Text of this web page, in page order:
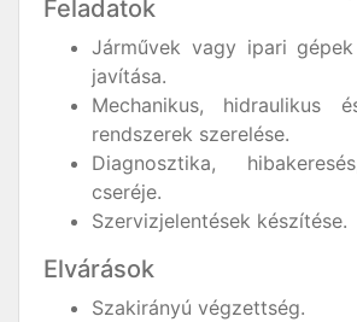
Feladatok
Járművek vagy ipari
javítása.
Mechanikus, hidraulikus
rendszerek szerelése.
Diagnosztika,
cseréje.
Szervizjelentések készítése.
Elvárások
Szakirányú végzettség.